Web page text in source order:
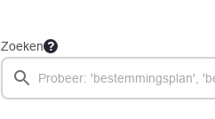
Zoeken